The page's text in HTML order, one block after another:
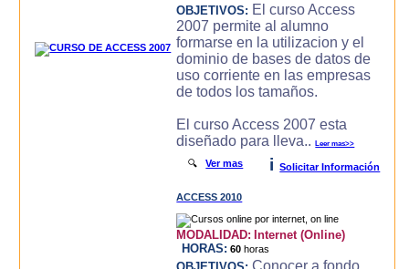
OBJETIVOS: El curso Access
2007 permite al alumno
formarse en la utilizacion y el
dominio de bases de datos de
uso corriente en las empresas
de todos los tamaños.
El curso Access 2007 esta
diseñado para lleva..Leer mas>>
🔍Ver mas i Solicitar Información
ACCESS 2010
MODALIDAD: Internet (Online)
HORAS: 60 horas
Conocer a fondo